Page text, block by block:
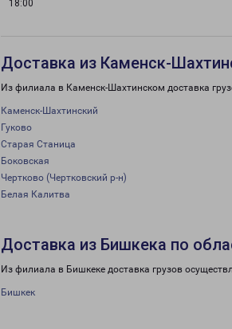
18:00
Доставка из Каменск-
Из филиала в Каменск-Шахтинском доставка
Каменск-Шахтинский
Гуково
Старая Станица
Боковская
Чертково (Чертковский р-н)
Белая Калитва
Доставка из Бишкека по
Из филиала в Бишкеке доставка грузов
Бишкек